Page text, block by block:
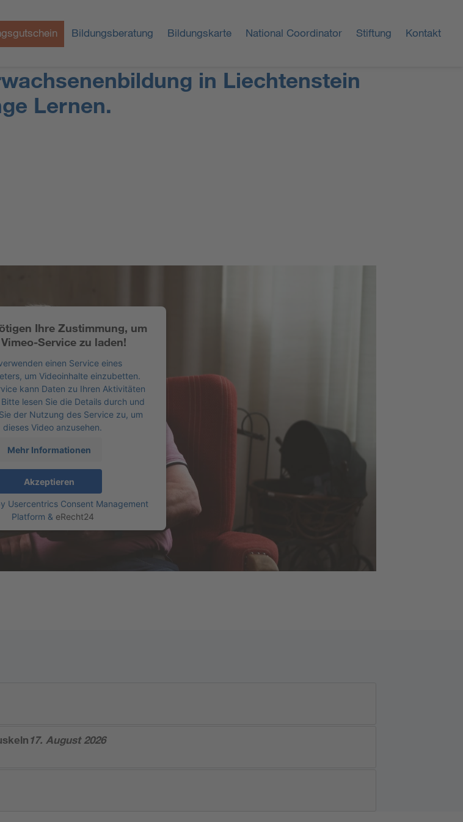
Bildungsberatung Bildungskarte National Coordinator Stiftung Kontakt
in Liechtenstein
Lernen.
Ihre Zustimmung, um
Service zu laden!
einen Service eines
um Videoinhalte einzubetten.
kann Daten zu Ihren Aktivitäten
lesen Sie die Details durch und
der Nutzung des Service zu, um
dieses Video anzusehen.
Mehr Informationen
Akzeptieren
Usercentrics Consent Management
Platform & eRecht24
17. August 2026